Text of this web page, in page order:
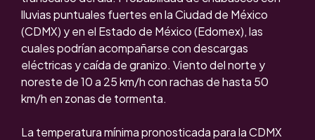
lluvias puntuales fuertes en la Ciudad de México
(CDMX) y en el Estado de México (Edomex), las
cuales podrían acompañarse con descargas
eléctricas y caída de granizo. Viento del norte y
noreste de 10 a 25 km/h con rachas de hasta 50
km/h en zonas de tormenta.
La temperatura mínima pronosticada para la CDMX